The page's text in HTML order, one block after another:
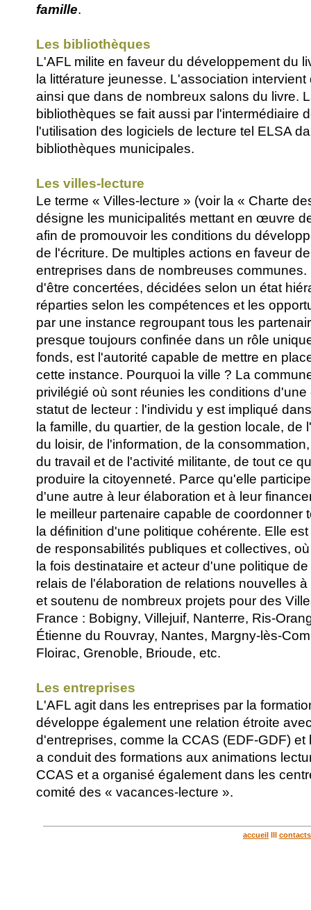
famille.
Les bibliothèques
L'AFL milite en faveur du développement du
la littérature jeunesse. L'association
ainsi que dans de nombreux salons du livre.
bibliothèques se fait aussi par l'intermédiaire
l'utilisation des logiciels de lecture tel ELSA
bibliothèques municipales.
Les villes-lecture
Le terme « Villes-lecture » (voir la « Charte
désigne les municipalités mettant en œuvre
afin de promouvoir les conditions du
de l'écriture. De multiples actions en faveur
entreprises dans de nombreuses
d'être concertées, décidées selon un état
réparties selon les compétences et les
par une instance regroupant tous les
presque toujours confinée dans un rôle
fonds, est l'autorité capable de mettre en
cette instance. Pourquoi la ville ? La
privilégié où sont réunies les conditions
statut de lecteur : l'individu y est impliqué
la famille, du quartier, de la gestion locale, de
du loisir, de l'information, de la
du travail et de l'activité militante, de tout ce
produire la citoyenneté. Parce qu'elle
d'une autre à leur élaboration et à leur
le meilleur partenaire capable de coordonner
la définition d'une politique cohérente. Elle
de responsabilités publiques et collectives,
la fois destinataire et acteur d'une politique
relais de l'élaboration de relations nouvelles
et soutenu de nombreux projets pour des
France : Bobigny, Villejuif, Nanterre, Ris-
Étienne du Rouvray, Nantes, Margny-lès-
Floirac, Grenoble, Brioude, etc.
Les entreprises
L'AFL agit dans les entreprises par la
développe également une relation étroite
d'entreprises, comme la CCAS (EDF-GDF) et
a conduit des formations aux animations
CCAS et a organisé également dans les
comité des « vacances-lecture ».
accueil lll contacts